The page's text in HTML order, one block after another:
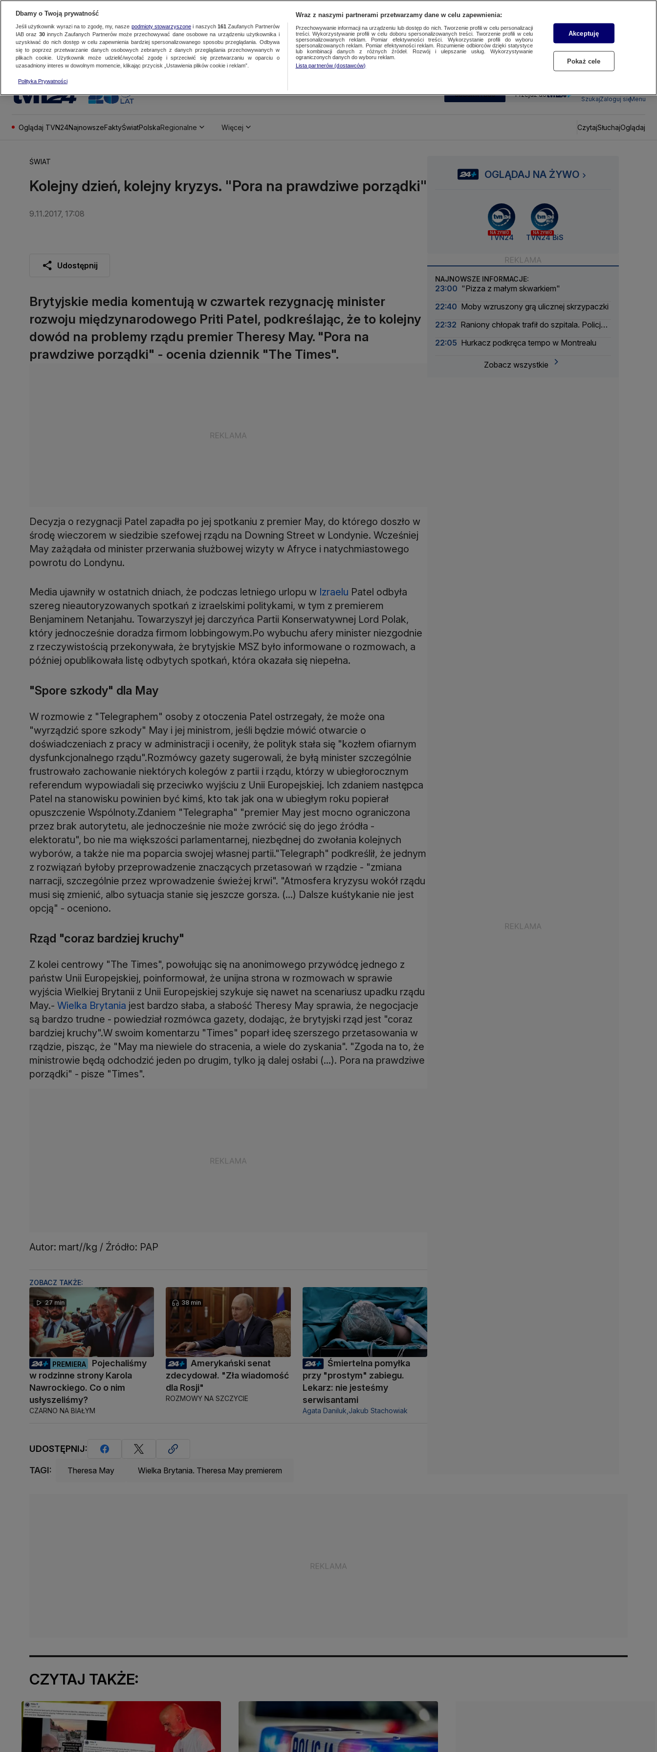
SUBSKRYBUJ Przejdź do
SzukajZaloguj sięMenu
Oglądaj TVN24NajnowszeFaktyŚwiatPolskaRegionalne Więcej CzytajSłuchajOglądaj
ŚWIAT
Kolejny dzień, kolejny kryzys. "Pora na prawdziwe porządki"
9.11.2017, 17:08
Udostępnij
Brytyjskie media komentują w czwartek rezygnację minister
rozwoju międzynarodowego Priti Patel, podkreślając, że to kolejny
dowód na problemy rządu premier Theresy May. "Pora na
prawdziwe porządki" - ocenia dziennik "The Times".
Decyzja o rezygnacji Patel zapadła po jej spotkaniu z premier May, do którego doszło w
środę wieczorem w siedzibie szefowej rządu na Downing Street w Londynie. Wcześniej
May zażądała od minister przerwania służbowej wizyty w Afryce i natychmiastowego
powrotu do Londynu.
Media ujawniły w ostatnich dniach, że podczas letniego urlopu w Izraelu Patel odbyła
szereg nieautoryzowanych spotkań z izraelskimi politykami, w tym z premierem
Benjaminem Netanjahu. Towarzyszył jej darczyńca Partii Konserwatywnej Lord Polak,
który jednocześnie doradza firmom lobbingowym.Po wybuchu afery minister niezgodnie
z rzeczywistością przekonywała, że brytyjskie MSZ było informowane o rozmowach, a
później opublikowała listę odbytych spotkań, która okazała się niepełna.
"Spore szkody" dla May
W rozmowie z "Telegraphem" osoby z otoczenia Patel ostrzegały, że może ona
"wyrządzić spore szkody" May i jej ministrom, jeśli będzie mówić otwarcie o
doświadczeniach z pracy w administracji i oceniły, że polityk stała się "kozłem ofiarnym
dysfunkcjonalnego rządu".Rozmówcy gazety sugerowali, że byłą minister szczególnie
frustrowało zachowanie niektórych kolegów z partii i rządu, którzy w ubiegłorocznym
referendum wypowiadali się przeciwko wyjściu z Unii Europejskiej. Ich zdaniem następca
Patel na stanowisku powinien być kimś, kto tak jak ona w ubiegłym roku popierał
opuszczenie Wspólnoty.Zdaniem "Telegrapha" "premier May jest mocno ograniczona
przez brak autorytetu, ale jednocześnie nie może zwrócić się do jego źródła -
elektoratu", bo nie ma większości parlamentarnej, niezbędnej do zwołania kolejnych
wyborów, a także nie ma poparcia swojej własnej partii."Telegraph" podkreślił, że jednym
z rozwiązań byłoby przeprowadzenie znaczących przetasowań w rządzie - "zmiana
narracji, szczególnie przez wprowadzenie świeżej krwi". "Atmosfera kryzysu wokół rządu
musi się zmienić, albo sytuacja stanie się jeszcze gorsza. (...) Dalsze kuśtykanie nie jest
opcją" - oceniono.
Rząd "coraz bardziej kruchy"
Z kolei centrowy "The Times", powołując się na anonimowego przywódcę jednego z
państw Unii Europejskiej, poinformował, że unijna strona w rozmowach w sprawie
wyjścia Wielkiej Brytanii z Unii Europejskiej szykuje się nawet na scenariusz upadku rządu
May.- Wielka Brytania jest bardzo słaba, a słabość Theresy May sprawia, że negocjacje
są bardzo trudne - powiedział rozmówca gazety, dodając, że brytyjski rząd jest "coraz
bardziej kruchy".W swoim komentarzu "Times" poparł ideę szerszego przetasowania w
rządzie, pisząc, że "May ma niewiele do stracenia, a wiele do zyskania". "Zgoda na to, że
ministrowie będą odchodzić jeden po drugim, tylko ją dalej osłabi (...). Pora na prawdziwe
porządki" - pisze "Times".
Autor: mart//kg / Źródło: PAP
ZOBACZ TAKŻE:
27 min
PREMIERA
Pojechaliśmy
w rodzinne strony Karola
Nawrockiego. Co o nim
usłyszeliśmy?
CZARNO NA BIAŁYM
38 min
Amerykański senat
zdecydował. "Zła wiadomość
dla Rosji"
ROZMOWY NA SZCZYCIE
Śmiertelna pomyłka
przy "prostym" zabiegu.
Lekarz: nie jesteśmy
serwisantami
Agata Daniluk, Jakub Stachowiak
UDOSTĘPNIJ:
TAGI: Theresa May Wielka Brytania. Theresa May premierem
OGLĄDAJ NA ŻYWO
NA ŻYWO
TVN24
NA ŻYWO
TVN24 BiS
NAJNOWSZE INFORMACJE:
23:00 "Pizza z małym skwarkiem"
22:40 Moby wzruszony grą ulicznej skrzypaczki
22:32 Raniony chłopak trafił do szpitala. Policja
22:05 Hurkacz podkręca tempo w Montrealu
Zobacz wszystkie
CZYTAJ TAKŻE:
Dbamy o Twoją prywatność
Jeśli użytkownik wyrazi na to zgodę, my, nasze podmioty stowarzyszonei naszych 161 Zaufanych Partnerów
IAB oraz 30innych Zaufanych Partnerów może przechowywać dane osobowe na urządzeniu użytkownika i
uzyskiwać do nich dostęp w celu zapewnienia bardziej spersonalizowanego sposobu przeglądania. Odbywa
się to poprzez przetwarzanie danych osobowych zebranych z danych przeglądania przechowywanych w
plikach cookie. Użytkownik może udzielić/wycofać zgodę i sprzeciwić się przetwarzaniu w oparciu o
uzasadniony interes w dowolnym momencie, klikając przycisk „Ustawienia plików cookie i reklam”.
Polityka Prywatności
Wraz z naszymi partnerami przetwarzamy dane w celu zapewnienia:
Przechowywanie informacji na urządzeniu lub dostęp do nich. Tworzenie profili w celu personalizacji
treści. Wykorzystywanie profili w celu doboru spersonalizowanych treści. Tworzenie profili w celu
spersonalizowanych reklam. Pomiar efektywności treści. Wykorzystanie profili do wyboru
spersonalizowanych reklam. Pomiar efektywności reklam. Rozumienie odbiorców dzięki statystyce
lub kombinacji danych z różnych źródeł. Rozwój i ulepszanie usług. Wykorzystywanie
ograniczonych danych do wyboru reklam.
Lista partnerów (dostawców)
Akceptuję
Pokaż cele